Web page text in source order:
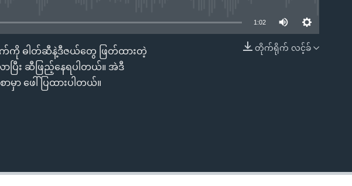
EMBED
1:02
တိုက်ရိုက် လင့်ခ်
ဘက်ကို ဓါတ်ဆီနဲ့ဒီဇယ်တွေ ဖြတ်ထားတဲ့
ပြီး ဆီဖြည့်နေရပါတယ်။ အဲဒီ
မှာ ဖေါ်ပြထားပါတယ်။